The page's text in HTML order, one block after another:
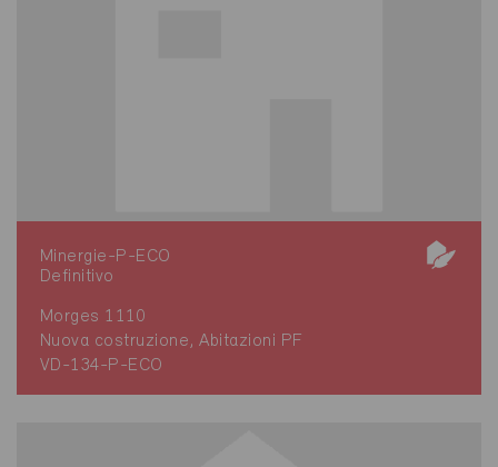
Minergie-P-ECO
Definitivo
Morges 1110
Nuova costruzione, Abitazioni PF
VD-134-P-ECO